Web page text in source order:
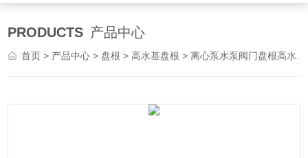
PRODUCTS 产品中心
首页 > 产品中心 > 盘根 >高水基盘根 > 离心泵水泵阀门盘根高水基盘根